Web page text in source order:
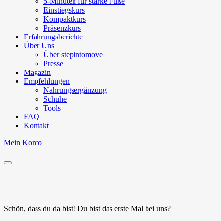
Einstiegskurs
Kompaktkurs
Präsenzkurs
Erfahrungsberichte
Über Uns
Über stepintomove
Presse
Magazin
Empfehlungen
Nahrungsergänzung
Schuhe
Tools
FAQ
Kontakt
Mein Konto
Schön, dass du da bist! Du bist das erste Mal bei uns?